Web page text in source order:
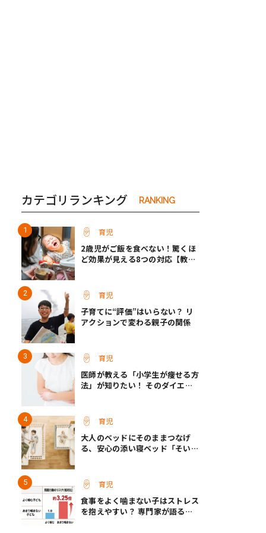
夫婦
カテゴリランキング RANKING
育児
2歳児がご飯を食べない！驚くほ
ど効果が見える8つの対応【教え
育児
子育てに“評価”はいらない？ リ
アクションで変わる親子の関係
育児
医師が教える「小学生が痩せる方
法」が知りたい！ そのダイエッ
育児
大人のベッドにそのままつなげ
る、安心の添い寝ベッド「そいね
育児
食事をよく噛まない子はストレス
を抱えやすい？ 専門家が語る、